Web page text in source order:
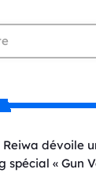
Reiwa dévoile
« Gun